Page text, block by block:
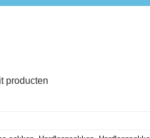
producten